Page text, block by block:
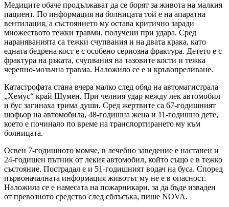
Медиците обаче продължават да се борят за живота на малкия
пациент. По информация на болницата той е на апаратна
вентилация, а състоянието му остава критично заради
множеството тежки травми, получени при удара. Сред
нараняванията са тежки счупвания и на двата крака, като
едната бедрена кост е с особено сериозна фрактура. Детето е с
фрактура на ръката, счупвания на тазовите кости и тежка
черепно-мозъчна травма. Наложило се е и кръвопреливане.
Катастрофата стана вчера малко след обяд на автомагистрала
„Хемус“ край Шумен. При челния удар между лек автомобил
и бус загинаха трима души. Сред жертвите са 67-годишният
шофьор на автомобила, 48-годишна жена и 11-годишно дете,
което е починало по време на транспортирането му към
болницата.
Освен 7-годишното момче, в лечебно заведение е настанен и
24-годишен пътник от лекия автомобил, който също е в тежко
състояние. Пострадал е и 51-годишният водач на буса. Според
първоначалната информация животът му не е в опасност.
Наложила се е намесата на пожарникари, за да бъде изваден
от превозното средство след сблъсъка, пише NOVA.